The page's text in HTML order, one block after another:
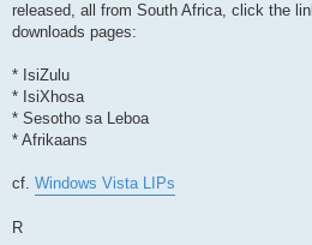
released, all from South Africa, click the
downloads pages:
* IsiZulu
* IsiXhosa
* Sesotho sa Leboa
* Afrikaans
cf. Windows Vista LIPs
R